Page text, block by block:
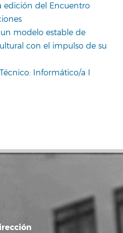
edición del Encuentro
modelo estable de
con el impulso de su
Informático/a I